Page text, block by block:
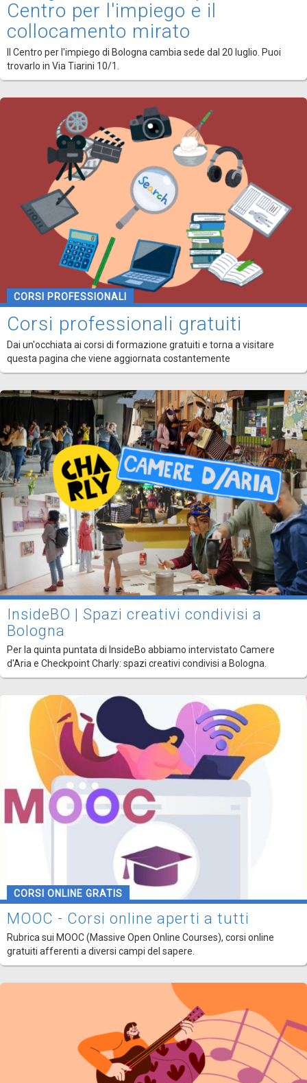
Centro per l'impiego e il
collocamento mirato
Il Centro per l'impiego di Bologna cambia sede dal 20 luglio. Puoi
trovarlo in Via Tiarini 10/1.
CORSI PROFESSIONALI
Corsi professionali gratuiti
Dai un'occhiata ai corsi di formazione gratuiti e torna a visitare
questa pagina che viene aggiornata costantemente
InsideBO | Spazi creativi condivisi a
Bologna
Per la quinta puntata di InsideBo abbiamo intervistato Camere
d'Aria e Checkpoint Charly: spazi creativi condivisi a Bologna.
CORSI ONLINE GRATIS
MOOC - Corsi online aperti a tutti
Rubrica sui MOOC (Massive Open Online Courses), corsi online
gratuiti afferenti a diversi campi del sapere.